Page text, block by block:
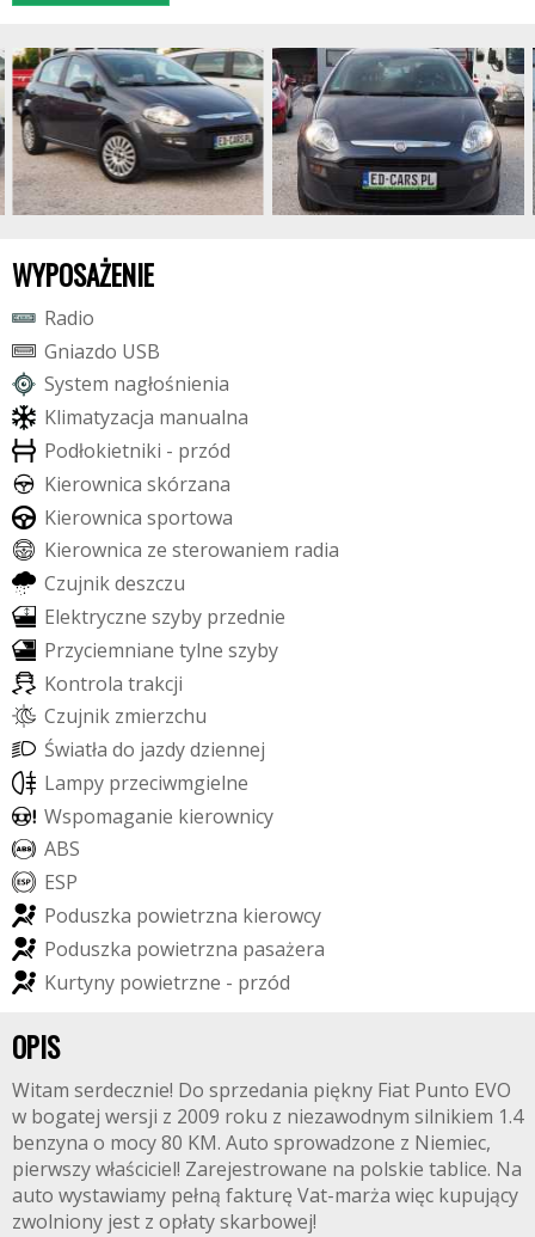
WYPOSAŻENIE
Radio
Gniazdo USB
System nagłośnienia
Klimatyzacja manualna
Podłokietniki - przód
Kierownica skórzana
Kierownica sportowa
Kierownica ze sterowaniem radia
Czujnikdeszczu
Elektryczne szyby przednie
Przyciemniane tylne szyby
Kontrola trakcji
Czujnik zmierzchu
Światła do jazdydziennej
Lampy przeciwmgielne
Wspomaganie kierownicy
ABS
ESP
Poduszka powietrzna kierowcy
Poduszka powietrzna pasażera
Kurtyny powietrzne - przód
OPIS
Witam serdecznie! Do sprzedania piękny Fiat Punto EVO
w bogatej wersji z 2009 roku z niezawodnym silnikiem 1.4
benzyna o mocy 80 KM. Auto sprowadzone z Niemiec,
pierwszy właściciel! Zarejestrowane na polskie tablice. Na
auto wystawiamy pełną fakturę Vat-marża więc kupujący
zwolniony jest z opłaty skarbowej!